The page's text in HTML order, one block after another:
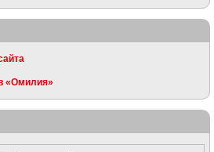
«Омилия»